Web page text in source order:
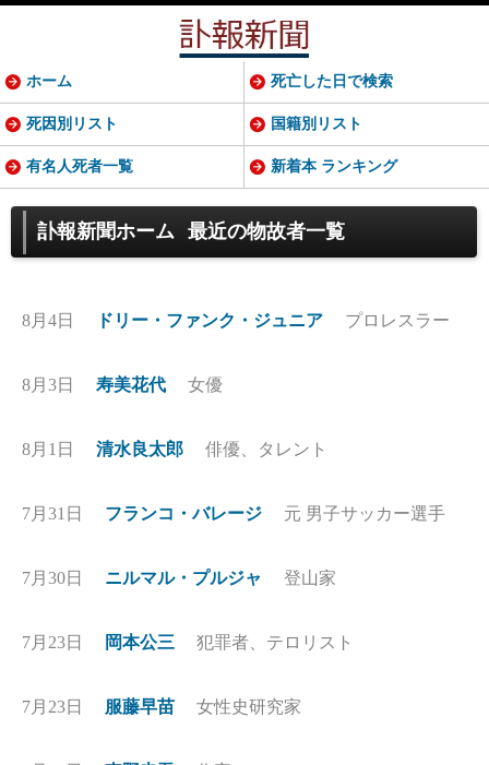
訃報新聞ホーム 最近の物故者一覧
8月4日 ドリー・ファンク・ジュニア プロレスラー
8月3日 寿美花代 女優
8月1日 清水良太郎 俳優、タレント
7月31日 フランコ・バレージ 元 男子サッカー選手
7月30日 ニルマル・プルジャ 登山家
7月23日 岡本公三 犯罪者、テロリスト
7月23日 服藤早苗 女性史研究家
ホーム 死亡した日で検索
死因別リスト 国籍別リスト
有名人死者一覧 新着本 ランキング